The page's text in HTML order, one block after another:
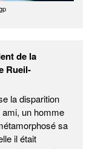
de la
Rueil-
la disparition
ami, un homme
sa
il était